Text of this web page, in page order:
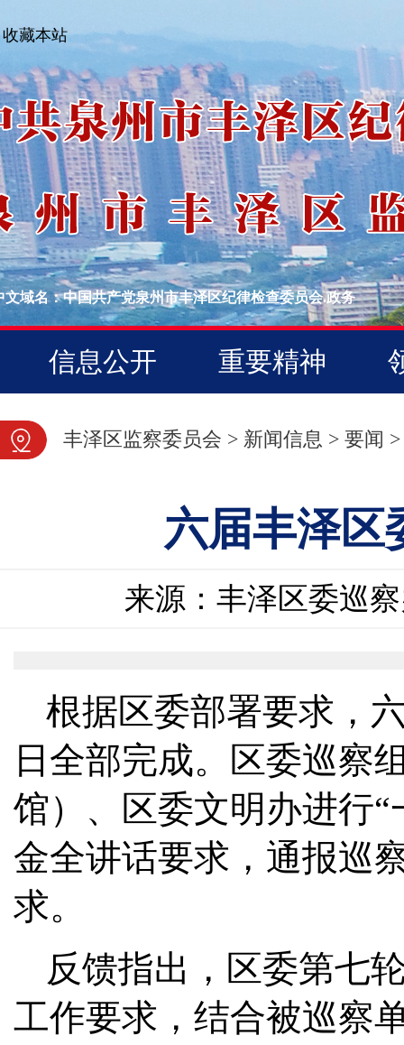
收藏本站
文域名：中国共产党泉州市丰泽区纪律检查委员会.政务
信息公开 重要精神
图片新闻
丰泽区监察委员会 > 新闻信息 > 要闻 >
六届丰泽区
来源：丰泽区委巡
根据区委部署要求，
日全部完成。区委巡察
馆）、区委文明办进行
金全讲话要求，通报巡
求。
反馈指出，区委第七
工作要求，结合被巡察